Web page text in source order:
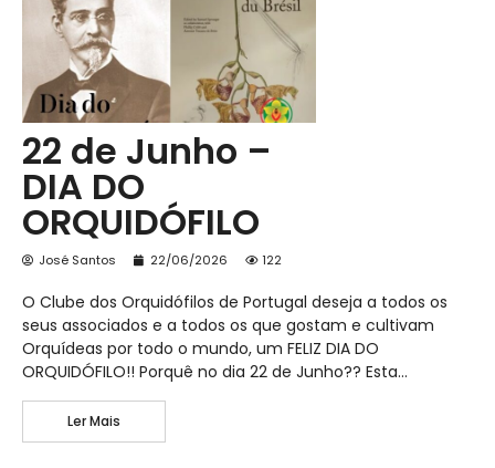
22 de Junho –
DIA DO
ORQUIDÓFILO
José Santos 22/06/2026 122
O Clube dos Orquidófilos de Portugal deseja a todos os
seus associados e a todos os que gostam e cultivam
Orquídeas por todo o mundo, um FELIZ DIA DO
ORQUIDÓFILO!! Porquê no dia 22 de Junho?? Esta…
Ler Mais